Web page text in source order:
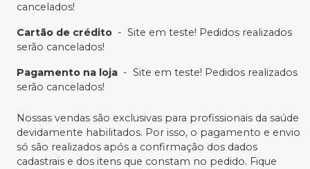
cancelados!
Cartão de crédito - Site em teste! Pedidos realizados
serão cancelados!
Pagamento na loja - Site em teste! Pedidos realizados
serão cancelados!
Nossas vendas são exclusivas para profissionais da saúde
devidamente habilitados. Por isso, o pagamento e envio
só são realizados após a confirmação dos dados
cadastrais e dos itens que constam no pedido. Fique